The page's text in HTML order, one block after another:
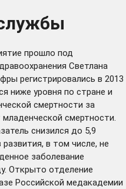
прошло под
Светлана
регистрировались в 2013
ниже уровня по стране и
смертности за
смертности.
снизился до 5,9
в том числе, не
заболевание
Открыто отделение
Российской медакадемии